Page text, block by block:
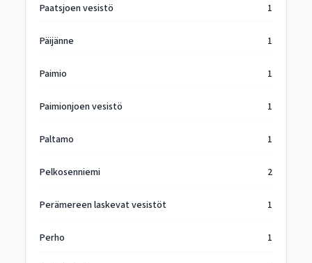
Paatsjoen vesistö 1
Päijänne 1
Paimio 1
Paimionjoen vesistö 1
Paltamo 1
Pelkosenniemi 2
Perämereen laskevat vesistöt 1
Perho 1